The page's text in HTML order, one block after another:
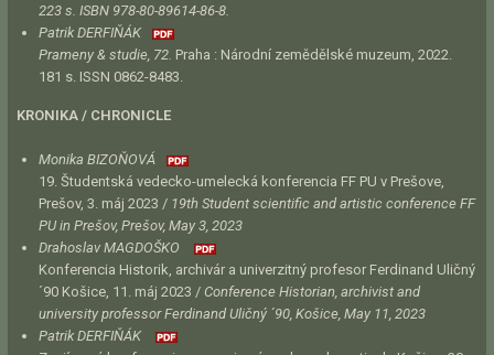
223 s. ISBN 978-80-89614-86-8.
Patrik DERFIŇÁK
Prameny & studie, 72. Praha : Národní zemědělské muzeum, 2022.
181 s. ISSN 0862-8483.
KRONIKA / CHRONICLE
Monika BIZOŇOVÁ
19. Študentská vedecko-umelecká konferencia FF PU v Prešove,
Prešov, 3. máj 2023 / 19th Student scientific and artistic conference FF
PU in Prešov, Prešov, May 3, 2023
Drahoslav MAGDOŠKO
Konferencia Historik, archivár a univerzitný profesor Ferdinand Uličný
´90 Košice, 11. máj 2023 / Conference Historian, archivist and
university professor Ferdinand Uličný ´90, Košice, May 11, 2023
Patrik DERFIŇÁK